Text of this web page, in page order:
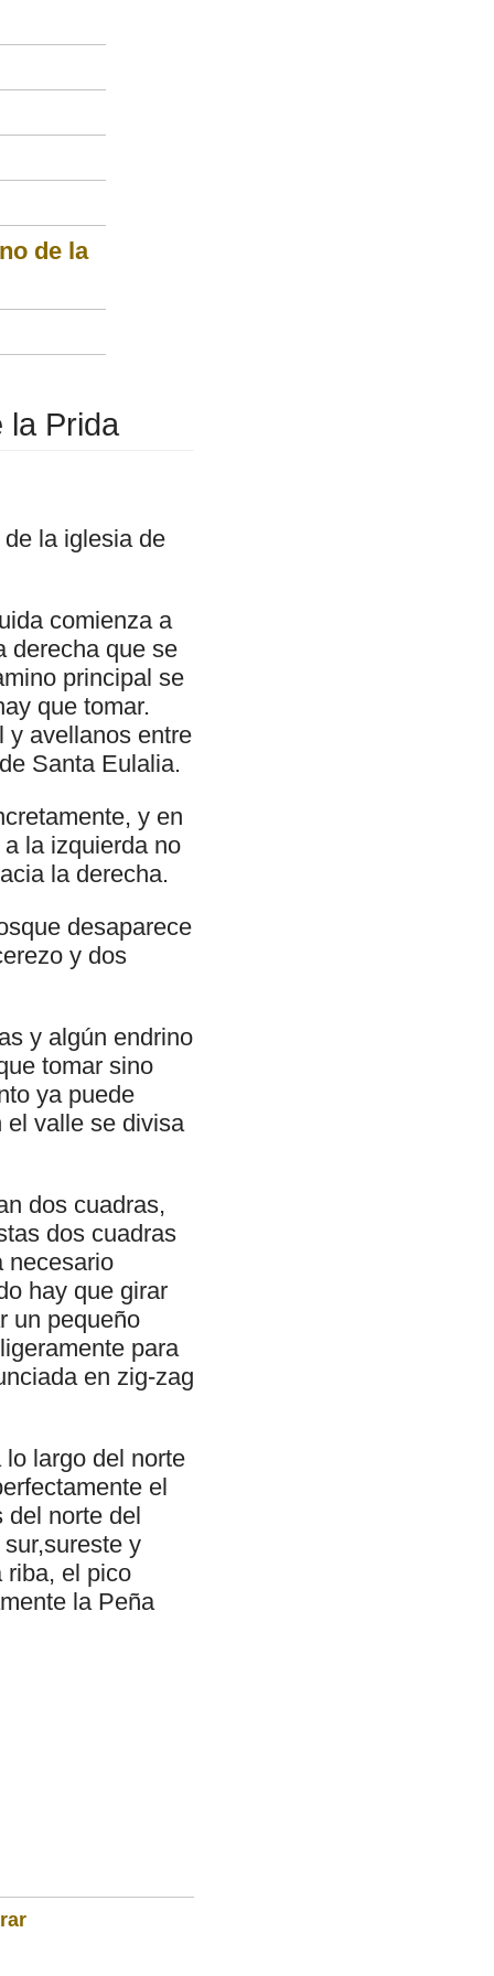
de la
la Prida
la iglesia de
comienza a
derecha que se
principal se
que tomar.
y avellanos entre
Santa Eulalia.
y en
la izquierda no
la derecha.
desaparece
y dos
y algún endrino
tomar sino
ya puede
el valle se divisa
dos cuadras,
dos cuadras
necesario
hay que girar
un pequeño
para
en zig-zag
largo del norte
el
del norte del
y
riba, el pico
la Peña